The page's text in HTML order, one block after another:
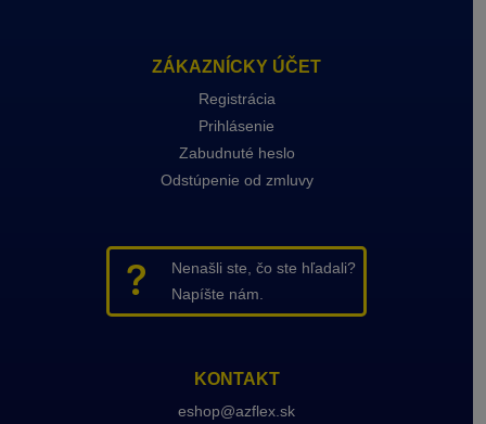
ZÁKAZNÍCKY ÚČET
Registrácia
Prihlásenie
Zabudnuté heslo
Odstúpenie od zmluvy
Nenašli ste, čo ste hľadali?
Napíšte nám.
KONTAKT
eshop@azflex.sk